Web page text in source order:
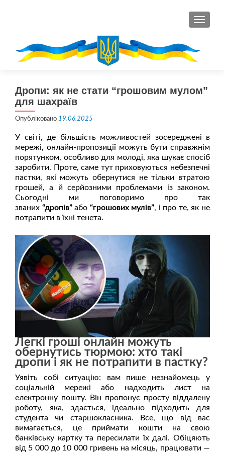
Дропи: як не стати “грошовим мулом”
для шахраїв
Опубліковано 19.06.2025
У світі, де більшість можливостей зосереджені в
мережі, онлайн-пропозиції можуть бути справжнім
порятунком, особливо для молоді, яка шукає спосіб
заробити. Проте, саме тут приховуються небезпечні
пастки, які можуть обернутися не тільки втратою
грошей, а й серйозними проблемами із законом.
Сьогодні ми поговоримо про так
званих “дропів”або “грошових мулів”, і про те, як не
потрапити в їхні тенета.
Легкі гроші онлайн можуть
обернутись тюрмою: хто такі
дропи і як не потрапити в пастку?
Уявіть собі ситуацію: вам пише незнайомець у
соціальній мережі або надходить лист на
електронну пошту. Він пропонує просту віддалену
роботу, яка, здається, ідеально підходить для
студента чи старшокласника. Все, що від вас
вимагається, це приймати кошти на свою
банківську картку та пересилати їх далі. Обіцяють
від 5 000 до 10 000 гривень на місяць, працювати —